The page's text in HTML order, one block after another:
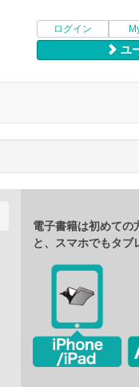
ログイン
ユ
電子書籍は初めての
と、スマホでもタブ